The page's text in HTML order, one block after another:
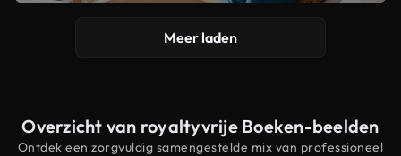
Meer laden
Overzicht van royaltyvrije Boeken-beelden
Ontdek een zorgvuldig samengestelde mix van professioneel